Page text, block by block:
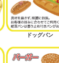
ドッグパン